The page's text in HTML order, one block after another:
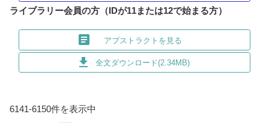
ライブラリー会員の方（IDが11または12で始まる方）
article アブストラクトを見る
download 全文ダウンロード(2.34MB)
6141-6150件を表示中